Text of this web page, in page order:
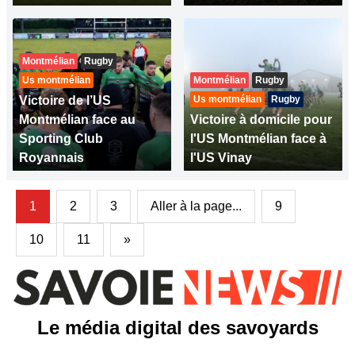
Montmélian
Rugby
Us montmélian
Victoire de l’US
Montmélian face au
Sporting Club
Royannais
Montmélian
Rugby
Us montmélian
Rugby
Victoire à domicile pour
l'US Montmélian face à
l'US Vinay
1 2 3 Aller à la page... 9
10 11 »
Le média digital des savoyards